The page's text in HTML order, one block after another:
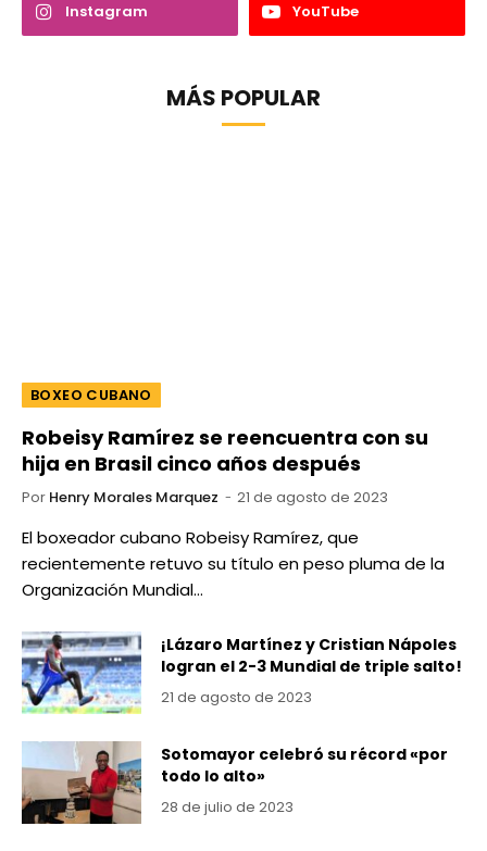
Instagram YouTube
MÁS POPULAR
BOXEO CUBANO
Robeisy Ramírez se reencuentra con su
hija en Brasil cinco años después
Por Henry Morales Marquez 21 de agosto de 2023
El boxeador cubano Robeisy Ramírez, que
recientemente retuvo su título en peso pluma de la
Organización Mundial…
¡Lázaro Martínez y Cristian Nápoles
logran el 2-3 Mundial de triple salto!
21 de agosto de 2023
Sotomayor celebró su récord «por
todo lo alto»
28 de julio de 2023